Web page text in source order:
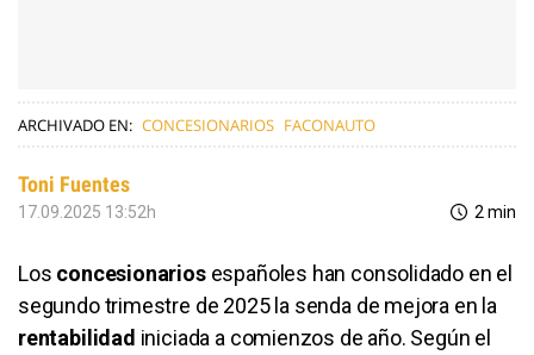
ARCHIVADO EN: CONCESIONARIOS FACONAUTO
Toni Fuentes
17.09.2025 13:52h 2 min
Los concesionarios españoles han consolidado en el
segundo trimestre de 2025 la senda de mejora en la
rentabilidad iniciada a comienzos de año. Según el